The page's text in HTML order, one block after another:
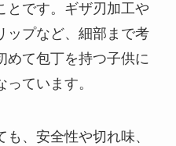
とです。ギザ刃加工や
ップなど、細部まで考
めて包丁を持つ子供に
ています。
、安全性や切れ味、